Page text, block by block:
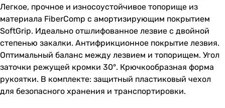
Легкое, прочное и износоустойчивое топорище из
материала FiberComp с амортизирующим покрытием
SoftGrip. Идеально отшлифованное лезвие с двойной
степенью закалки. Антифрикционное покрытие лезвия.
Оптимальный баланс между лезвием и топорищем. Угол
заточки режущей кромки 30°. Крючкообразная форма
рукоятки. В комплекте: защитный пластиковый чехол
для безопасного хранения и транспортировки.